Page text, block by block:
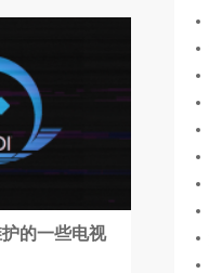
的一些电视